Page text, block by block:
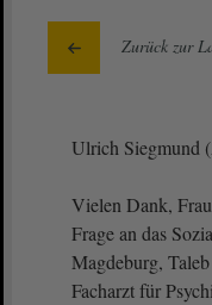
Zurück zur
Ulrich Siegmund
Vielen Dank,
Frage an das
Magdeburg,
Facharzt für